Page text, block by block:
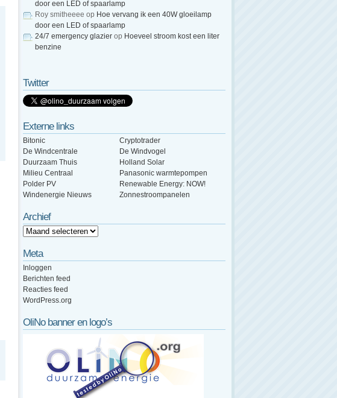
door een LED of spaarlamp
Roy smitheeee op Hoe vervang ik een 40W gloeilamp
door een LED of spaarlamp
24/7 emergency glazier op Hoeveel stroom kost een liter
benzine
Twitter
Externe links
Bitonic
Cryptotrader
De Windcentrale
De Windvogel
Duurzaam Thuis
Holland Solar
Milieu Centraal
Panasonic warmtepompen
Polder PV
Renewable Energy: NOW!
Windenergie Nieuws
Zonnestroompanelen
Archief
Meta
Inloggen
Berichten feed
Reacties feed
WordPress.org
OliNo banner en logo’s